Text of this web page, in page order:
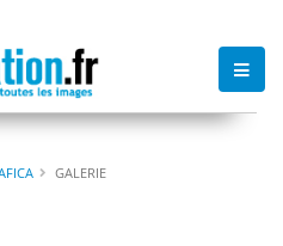
GALERIE